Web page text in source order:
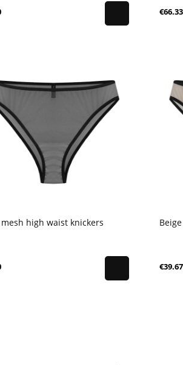
€66.33
mesh high waist knickers
€39.67